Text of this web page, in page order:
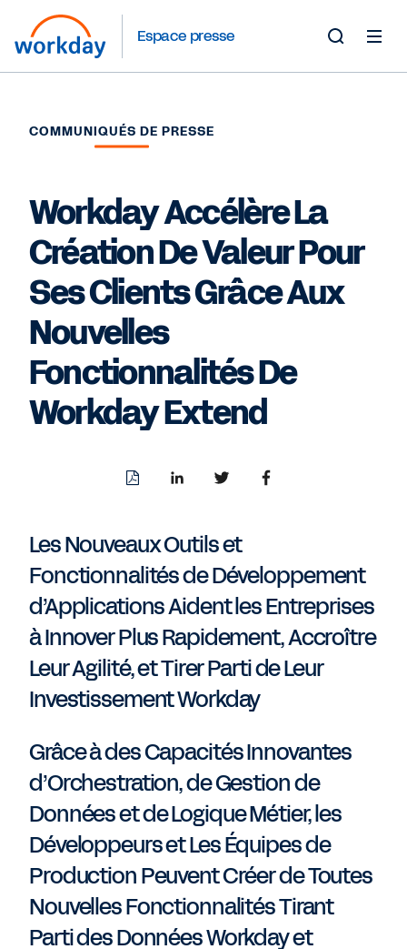
Espace presse
COMMUNIQUÉS DE PRESSE
Workday Accélère La
Création De Valeur Pour
Ses Clients Grâce Aux
Nouvelles
Fonctionnalités De
Workday Extend
DownloadShareShareShare
Les Nouveaux Outils et
Fonctionnalités de Développement
d’Applications Aident les Entreprises
à Innover Plus Rapidement, Accroître
Leur Agilité, et Tirer Parti de Leur
Investissement Workday
Grâce à des Capacités Innovantes
d’Orchestration, de Gestion de
Données et de Logique Métier, les
Développeurs et Les Équipes de
Production Peuvent Créer de Toutes
Nouvelles Fonctionnalités Tirant
Parti des Données Workday et